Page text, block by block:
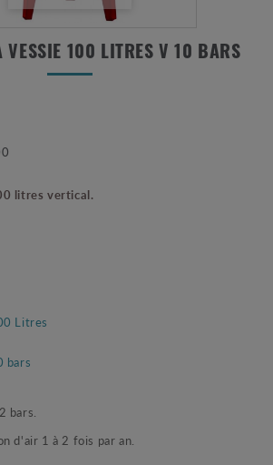
VESSIE 100 LITRES V 10 BARS
litres vertical.
Litres
bars
bars.
d'air 1 à 2 fois par an.